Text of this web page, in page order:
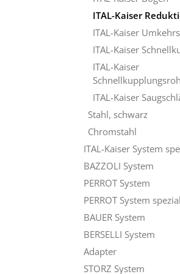
ITAL-Kaiser
ITAL-Kaiser
ITAL-Kaiser
ITAL-Kaiser
ITAL-Kaiser
Stahl, schwarz
Chromstahl
ITAL-Kaiser System
BAZZOLI System
PERROT System
PERROT System spezial
BAUER System
BERSELLI System
Adapter
STORZ System